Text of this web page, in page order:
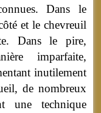
Dans le
et le chevreuil
Dans le pire,
imparfaite,
inutilement
de nombreux
une technique